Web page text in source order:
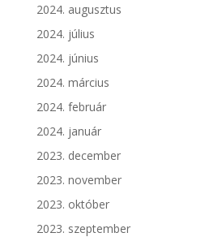
2024. augusztus
2024. július
2024. június
2024. március
2024. február
2024. január
2023. december
2023. november
2023. október
2023. szeptember